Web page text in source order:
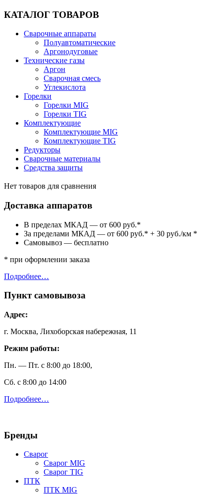
КАТАЛОГ ТОВАРОВ
Сварочные аппараты
Полуавтоматические
Аргонодуговые
Технические газы
Аргон
Сварочная смесь
Углекислота
Горелки
Горелки MIG
Горелки TIG
Комплектующие
Комплектующие MIG
Комплектующие TIG
Редукторы
Сварочные материалы
Средства защиты
Нет товаров для сравнения
Доставка аппаратов
В пределах МКАД — от 600 руб.*
За пределами МКАД — от 600 руб.* + 30 руб./км *
Самовывоз — бесплатно
* при оформлении заказа
Подробнее…
Пункт самовывоза
Адрес:
г. Москва, Лихоборская набережная, 11
Режим работы:
Пн. — Пт. с 8:00 до 18:00,
Сб. с 8:00 до 14:00
Подробнее…
Бренды
Сварог
Сварог MIG
Сварог TIG
ПТК
ПТК MIG